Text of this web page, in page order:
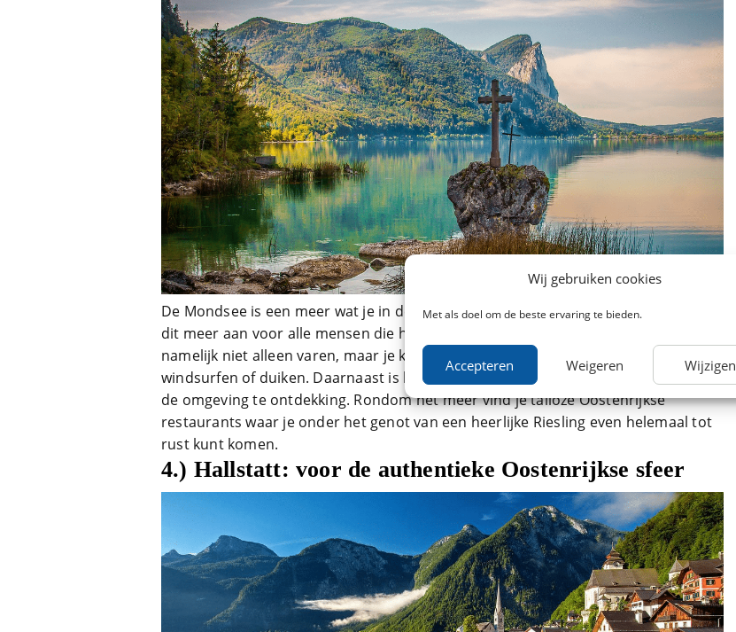
Wij gebruiken cookies
Met als doel om de beste ervaring te bieden.
Accepteren Weigeren Wijzigen
De Mondsee is een meer wat je in de buurt van Salzburg kunt vinden. Wij raden
dit meer aan voor alle mensen die houden van watersport. Op dit meer kan je
namelijk niet alleen varen, maar je kunt hier ook nog eens terecht als je wilt
windsurfen of duiken. Daarnaast is het mogelijk om een bootje te huren om zelf
de omgeving te ontdekking. Rondom het meer vind je talloze Oostenrijkse
restaurants waar je onder het genot van een heerlijke Riesling even helemaal tot
rust kunt komen.
4.) Hallstatt: voor de authentieke Oostenrijkse sfeer